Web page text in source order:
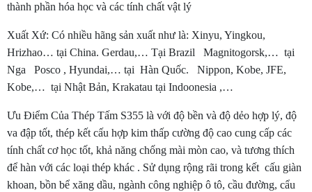
thành phần hóa học và các tính chất vật lý
Xuất Xứ: Có nhiều hãng sản xuất như là: Xinyu, Yingkou,
Hrizhao… tại China. Gerdau,… Tại Brazil Magnitogorsk,… tại
Nga Posco , Hyundai,… tại Hàn Quốc. Nippon, Kobe, JFE,
Kobe,… tại Nhật Bản, Krakatau tại Indoonesia ,…
Ưu Điểm Của Thép Tấm S355 là với độ bền và độ dẻo hợp lý, độ
va đập tốt, thép kết cấu hợp kim thấp cường độ cao cung cấp các
tính chất cơ học tốt, khả năng chống mài mòn cao, và tương thích
để hàn với các loại thép khác . Sử dụng rộng rãi trong kết cấu giàn
khoan, bồn bể xăng dầu, ngành công nghiệp ô tô, cầu đường, cẩu